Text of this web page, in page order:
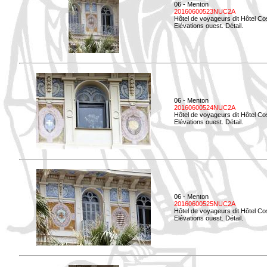
06 - Menton
20160600523NUC2A
Hôtel de voyageurs dit Hôtel
Elévations ouest. Détail.
06 - Menton
20160600524NUC2A
Hôtel de voyageurs dit Hôtel
Elévations ouest. Détail.
06 - Menton
20160600525NUC2A
Hôtel de voyageurs dit Hôtel
Elévations ouest. Détail.